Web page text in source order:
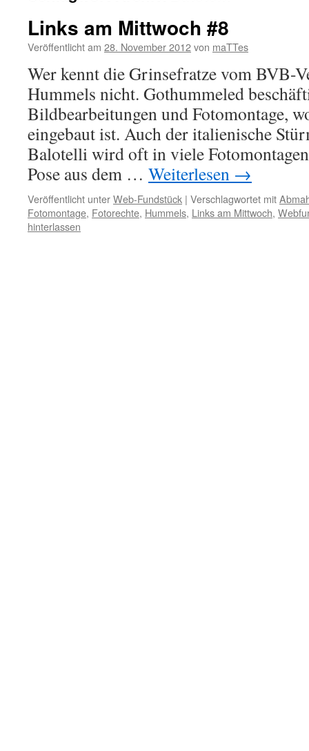
Links am Mittwoch #8
Veröffentlicht am 28. November 2012von maTTes
Wer kennt die Grinsefratze vom BVB-
Hummels nicht. Gothummeled
Bildbearbeitungen und Fotomontage,
eingebaut ist. Auch der italienische
Balotelli wird oft in viele
Pose aus dem … Weiterlesen →
Veröffentlicht unterWeb-Fundstück | Verschlagwortet mit
Fotomontage, Fotorechte, Hummels, Links am Mittwoch,
hinterlassen